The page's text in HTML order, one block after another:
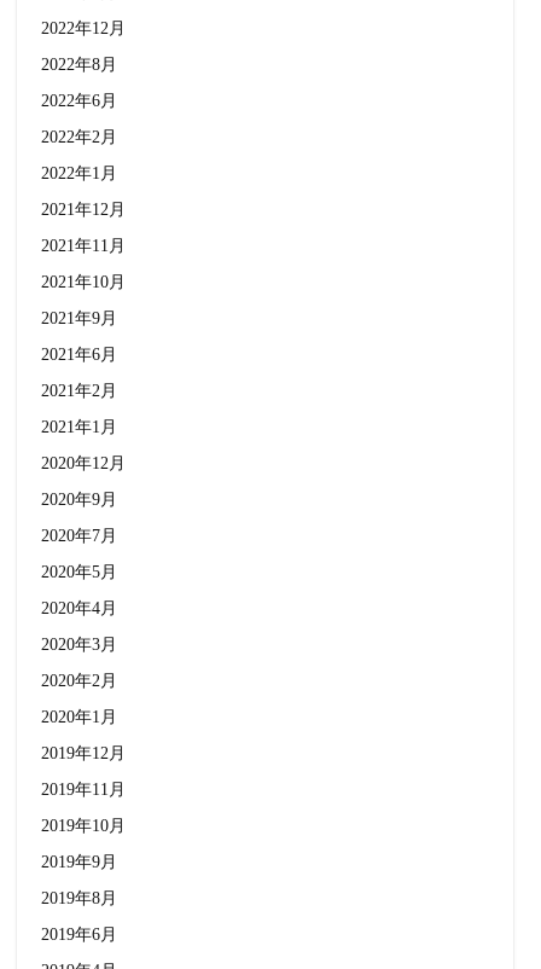
2022年12月
2022年8月
2022年6月
2022年2月
2022年1月
2021年12月
2021年11月
2021年10月
2021年9月
2021年6月
2021年2月
2021年1月
2020年12月
2020年9月
2020年7月
2020年5月
2020年4月
2020年3月
2020年2月
2020年1月
2019年12月
2019年11月
2019年10月
2019年9月
2019年8月
2019年6月